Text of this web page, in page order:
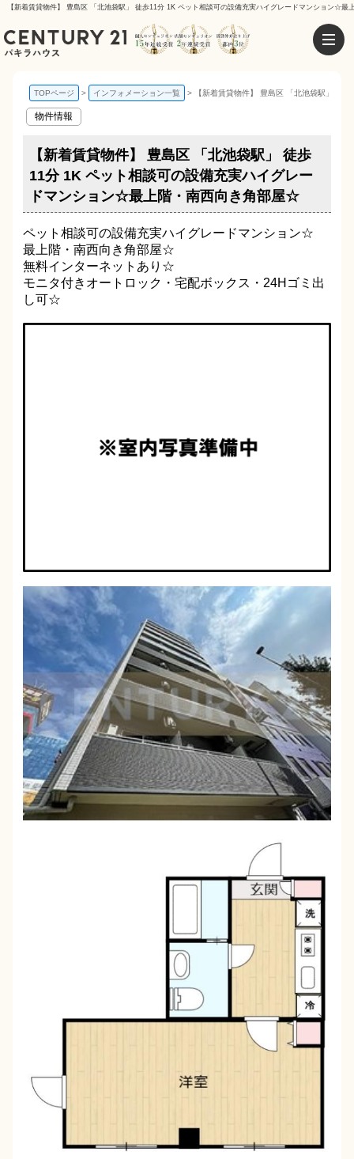
【新着賃貸物件】 豊島区 「北池袋駅」 徒歩11分 1K ペット相談可の設備充実ハイグレードマンション☆
TOPページ インフォメーション一覧 【新着賃貸物件】 豊島区 「北池袋駅」 徒
物件情報
【新着賃貸物件】 豊島区 「北池袋駅」 徒歩
11分 1K ペット相談可の設備充実ハイグレー
ドマンション☆最上階・南西向き角部屋☆
ペット相談可の設備充実ハイグレードマンション☆
最上階・南西向き角部屋☆
無料インターネットあり☆
モニタ付きオートロック・宅配ボックス・24Hゴミ出
し可☆